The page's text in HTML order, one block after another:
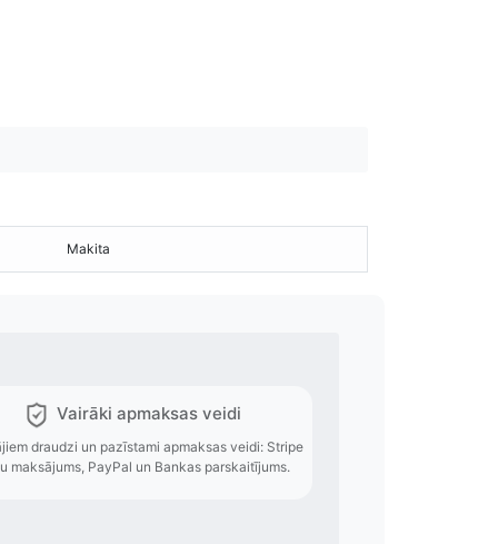
Makita